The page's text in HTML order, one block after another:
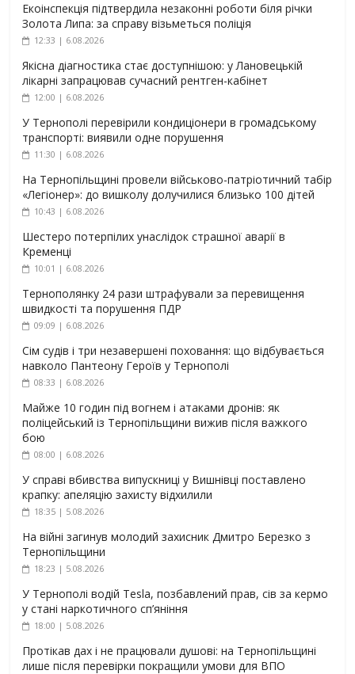
Екоінспекція підтвердила незаконні роботи біля річки
Золота Липа: за справу візьметься поліція
12:33 | 6.08.2026
Якісна діагностика стає доступнішою: у Лановецькій
лікарні запрацював сучасний рентген-кабінет
12:00 | 6.08.2026
У Тернополі перевірили кондиціонери в громадському
транспорті: виявили одне порушення
11:30 | 6.08.2026
На Тернопільщині провели військово-патріотичний табір
«Легіонер»: до вишколу долучилися близько 100 дітей
10:43 | 6.08.2026
Шестеро потерпілих унаслідок страшної аварії в
Кременці
10:01 | 6.08.2026
Тернополянку 24 рази штрафували за перевищення
швидкості та порушення ПДР
09:09 | 6.08.2026
Сім судів і три незавершені поховання: що відбувається
навколо Пантеону Героїв у Тернополі
08:33 | 6.08.2026
Майже 10 годин під вогнем і атаками дронів: як
поліцейський із Тернопільщини вижив після важкого
бою
08:00 | 6.08.2026
У справі вбивства випускниці у Вишнівці поставлено
крапку: апеляцію захисту відхилили
18:35 | 5.08.2026
На війні загинув молодий захисник Дмитро Березко з
Тернопільщини
18:23 | 5.08.2026
У Тернополі водій Tesla, позбавлений прав, сів за кермо
у стані наркотичного сп’яніння
18:00 | 5.08.2026
Протікав дах і не працювали душові: на Тернопільщині
лише після перевірки покращили умови для ВПО